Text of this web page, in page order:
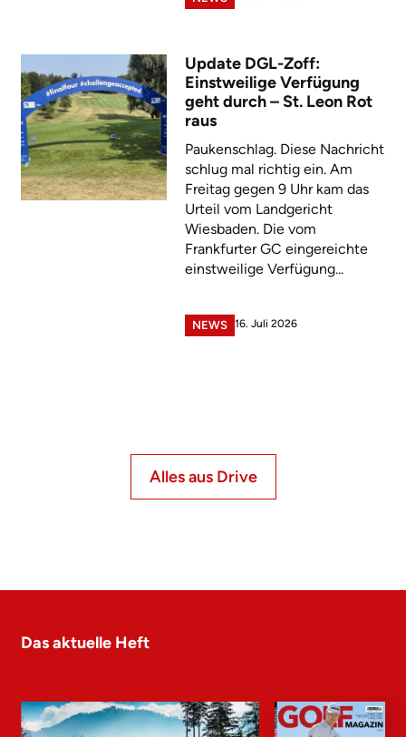
Update DGL-Zoff:
Einstweilige Verfügung
geht durch – St. Leon Rot
raus
Paukenschlag. Diese Nachricht
schlug mal richtig ein. Am
Freitag gegen 9 Uhr kam das
Urteil vom Landgericht
Wiesbaden. Die vom
Frankfurter GC eingereichte
einstweilige Verfügung...
NEWS 16. Juli 2026
Alles aus Drive
Das aktuelle Heft